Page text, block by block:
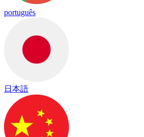
português
日本語